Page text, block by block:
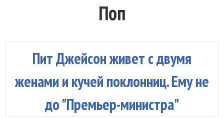
Поп
Пит Джейсон живет с двумя
женами и кучей поклонниц. Ему не
до "Премьер-министра"